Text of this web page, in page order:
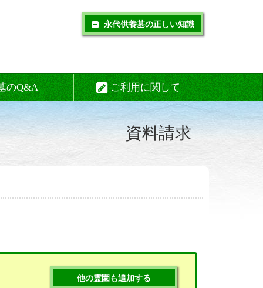
永代供養墓の正しい知識
のQ&A ご利用に関して
資料請求
他の霊園も追加する